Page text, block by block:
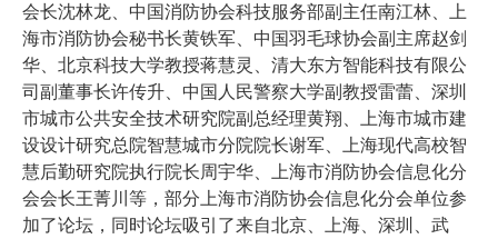
会长沈林龙、中国消防协会科技服务部副主任南江林、上
海市消防协会秘书长黄铁军、中国羽毛球协会副主席赵剑
华、北京科技大学教授蒋慧灵、清大东方智能科技有限公
司副董事长许传升、中国人民警察大学副教授雷蕾、深圳
市城市公共安全技术研究院副总经理黄翔、上海市城市建
设设计研究总院智慧城市分院院长谢军、上海现代高校智
慧后勤研究院执行院长周宇华、上海市消防协会信息化分
会会长王菁川等，部分上海市消防协会信息化分会单位参
加了论坛，同时论坛吸引了来自北京、上海、深圳、武